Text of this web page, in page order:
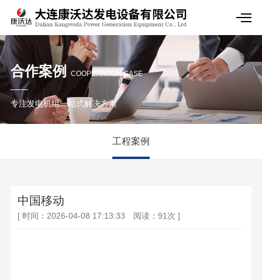
合作案例 COOPERATION CASE
专注发电机组一站式解决方案
工程案例
中国移动
[ 时间：2026-04-08 17:13:33 阅读：91次 ]